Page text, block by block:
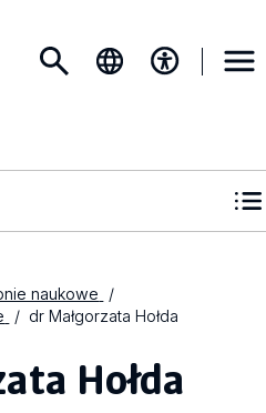
naukowe
dr Małgorzata Hołda
Hołda